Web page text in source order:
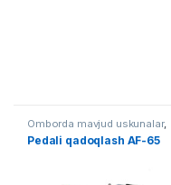
Omborda mavjud uskunalar,
Qadoqlash , Qo'lda qadoqlash
Pedali qadoqlash AF-65